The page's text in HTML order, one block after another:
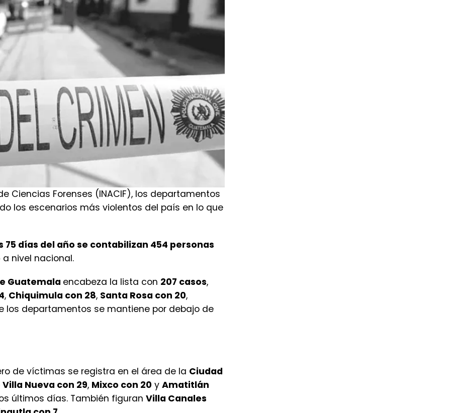
Forenses (INACIF), los departamentos
los escenarios más violentos del país en lo que
días del año se contabilizan 454 personas
a nivel nacional.
los departamentos se mantiene por debajo de